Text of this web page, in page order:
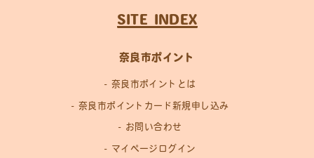
SITE INDEX
奈良市ポイント
奈良市ポイントとは
奈良市ポイントカード新規申し込み
お問い合わせ
マイページログイン